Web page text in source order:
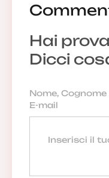
Hai
Dicci